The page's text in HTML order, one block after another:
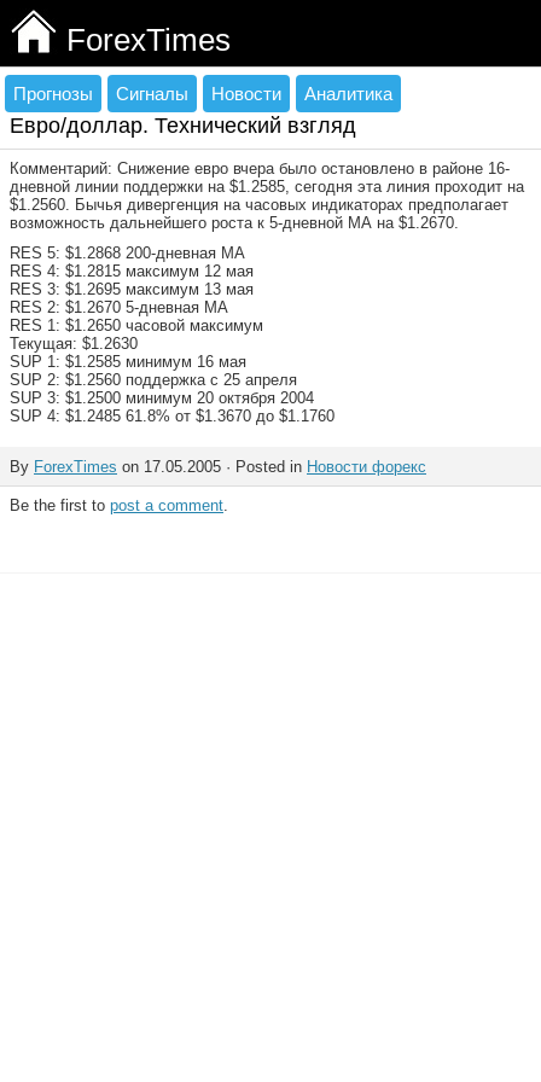
ForexTimes
Прогнозы Сигналы Новости Аналитика
Евро/доллар. Технический взгляд
Комментарий: Снижение евро вчера было остановлено в районе 16-
дневной линии поддержки на $1.2585, сегодня эта линия проходит на
$1.2560. Бычья дивергенция на часовых индикаторах предполагает
возможность дальнейшего роста к 5-дневной МА на $1.2670.
RES 5: $1.2868 200-дневная МА
RES 4: $1.2815 максимум 12 мая
RES 3: $1.2695 максимум 13 мая
RES 2: $1.2670 5-дневная МА
RES 1: $1.2650 часовой максимум
Текущая: $1.2630
SUP 1: $1.2585 минимум 16 мая
SUP 2: $1.2560 поддержка с 25 апреля
SUP 3: $1.2500 минимум 20 октября 2004
SUP 4: $1.2485 61.8% от $1.3670 до $1.1760
By ForexTimes on 17.05.2005 · Posted in Новости форекс
Be the first to post a comment.